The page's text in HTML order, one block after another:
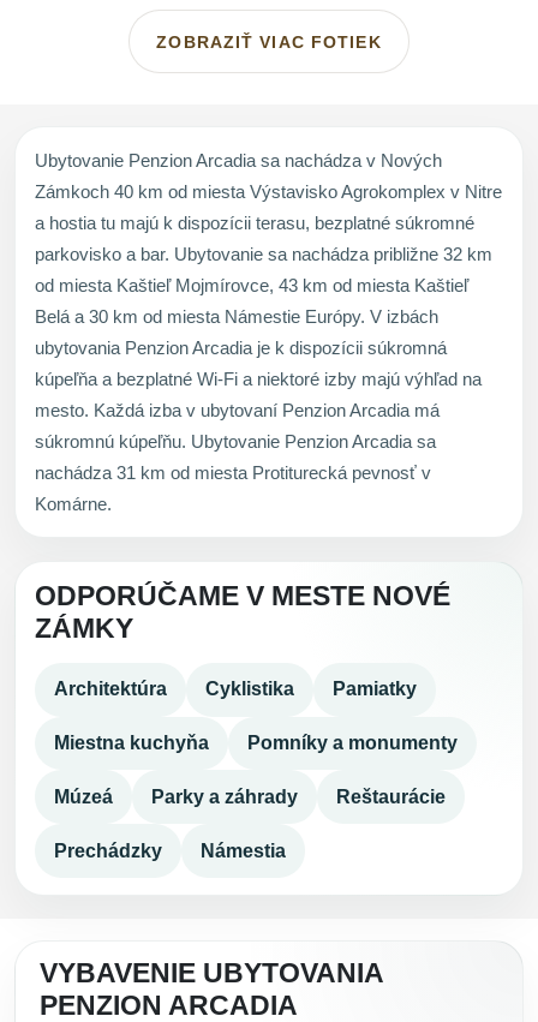
ZOBRAZIŤ VIAC FOTIEK
Ubytovanie Penzion Arcadia sa nachádza v Nových
Zámkoch 40 km od miesta Výstavisko Agrokomplex v Nitre
a hostia tu majú k dispozícii terasu, bezplatné súkromné
parkovisko a bar. Ubytovanie sa nachádza približne 32 km
od miesta Kaštieľ Mojmírovce, 43 km od miesta Kaštieľ
Belá a 30 km od miesta Námestie Európy. V izbách
ubytovania Penzion Arcadia je k dispozícii súkromná
kúpeľňa a bezplatné Wi-Fi a niektoré izby majú výhľad na
mesto. Každá izba v ubytovaní Penzion Arcadia má
súkromnú kúpeľňu. Ubytovanie Penzion Arcadia sa
nachádza 31 km od miesta Protiturecká pevnosť v
Komárne.
ODPORÚČAME V MESTE NOVÉ
ZÁMKY
Architektúra Cyklistika Pamiatky
Miestna kuchyňa Pomníky a monumenty
Múzeá Parky a záhrady Reštaurácie
Prechádzky Námestia
VYBAVENIE UBYTOVANIA
PENZION ARCADIA